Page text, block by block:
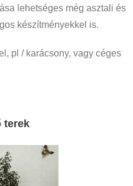
lehetséges még asztali és
készítményekkel is.
pl / karácsony, vagy céges
terek